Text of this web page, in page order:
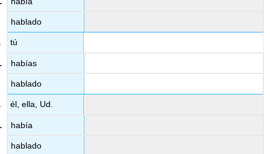
hablado
tú
habías
hablado
él, ella, Ud.
había
hablado